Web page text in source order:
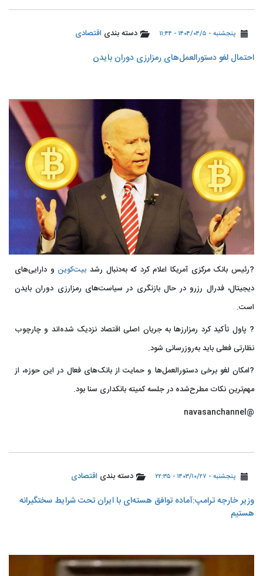
پنجشنبه - ۱۴۰۴/۰۴/۵ - ۱۱:۴۴ دسته بندی اقتصادی
احتمال لغو دستورالعمل‌های رمزارزی دوران بایدن
?رئیس بانک مرکزی آمریکا اعلام کرد که به‌دنبال رشد بیت‌کوینو دارایی‌های
دیجیتال، فدرال رزرو در حال بازنگری در سیاست‌های رمزارزی دوران بایدن
است.
? پاول تأکید کرد رمزارزها به جریان اصلی اقتصاد نزدیک شده‌اند و چارچوب
نظارتی فعلی باید به‌روزرسانی شود.
?امکان لغو برخی دستورالعمل‌ها و حمایت از بانک‌های فعال در این حوزه، از
مهم‌ترین نکات مطرح‌شده در جلسه کمیته بانکداری سنا بود.
@navasanchannel
پنجشنبه - ۱۴۰۳/۱۰/۲۷ - ۲۲:۳۵ دسته بندی اقتصادی
وزیر خارجه ترامپ:آماده توافق هسته‌ای با ایران تحت شرایط سختگیرانه
هستیم